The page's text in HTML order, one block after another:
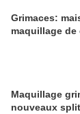
Grimaces:
maquillage de
Maquillage
nouveaux